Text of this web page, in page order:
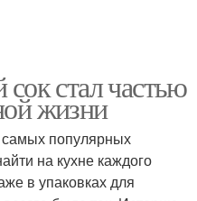
стал частью
жизни
популярных
на кухне каждого
в упаковках для